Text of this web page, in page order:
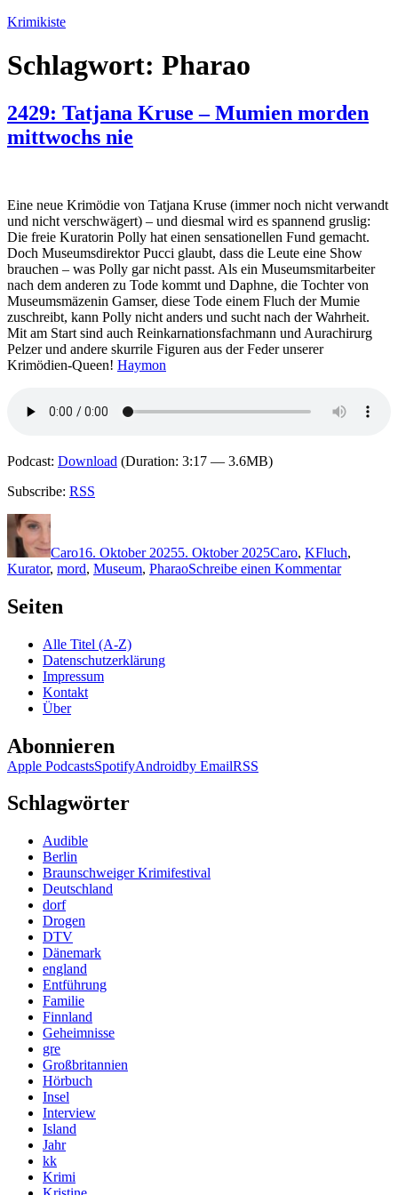
Zum
springen
Krimikiste
Schlagwort: Pharao
2429: Tatjana Kruse – Mumien morden
mittwochs nie
Eine neue Krimödie von Tatjana Kruse (immer noch nicht verwandt
und nicht verschwägert) – und diesmal wird es spannend gruslig:
Die freie Kuratorin Polly hat einen sensationellen Fund gemacht.
Doch Museumsdirektor Pucci glaubt, dass die Leute eine Show
brauchen – was Polly gar nicht passt. Als ein Museumsmitarbeiter
nach dem anderen zu Tode kommt und Daphne, die Tochter von
Museumsmäzenin Gamser, diese Tode einem Fluch der Mumie
zuschreibt, kann Polly nicht anders und sucht nach der Wahrheit.
Mit am Start sind auch Reinkarnationsfachmann und Aurachirurg
Pelzer und andere skurrile Figuren aus der Feder unserer
Krimödien-Queen! Haymon
Podcast: Download (Duration: 3:17 — 3.6MB)
Subscribe: RSS
Autor
Caro16. Oktober 20255. Oktober 2025Caro, KFluch,
Kurator, mord, Museum, PharaoSchreibe einen Kommentarzu
Seiten
Alle Titel (A-Z)
Datenschutzerklärung
Impressum
Kontakt
Über
Abonnieren
Apple PodcastsSpotifyAndroidby EmailRSS
Schlagwörter
Audible
Berlin
Braunschweiger Krimifestival
Deutschland
dorf
Drogen
DTV
Dänemark
england
Entführung
Familie
Finnland
Geheimnisse
gre
Großbritannien
Hörbuch
Insel
Interview
Island
Jahr
kk
Krimi